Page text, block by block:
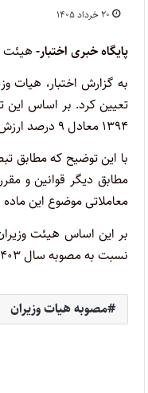
۲۰ خرداد ۱۴۰۵
پایگاه خبری اختبار- هیئت
به گزارش اختبار، هیات
۱۳۹۴ معادل ۹ درصد ارزش معاملاتی خواهد بود که با رعایت نصاب مقرر در صدر ماده مذکور تعیین شده است.
مطابق دیگر قوانین و
معاملاتی موضوع این
نسبت به مصوبه سال ۱۴۰۳ موافقت کرد.
مصوبه هیات وزیران